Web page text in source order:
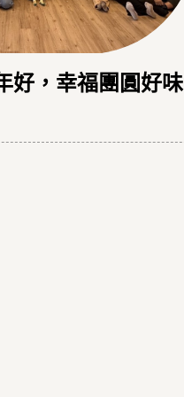
好，幸福團圓好味